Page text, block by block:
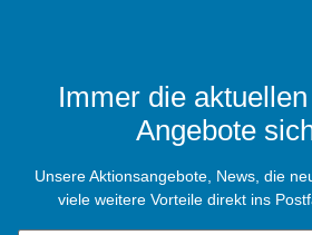
Immer die
Angebote
Unsere Aktionsangebote, News, die
viele weitere Vorteile direkt ins